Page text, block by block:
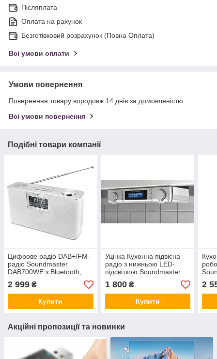
Післяплата
Оплата на рахунок
Безготівковий розрахунок (Повна Оплата)
Всі умови оплати
Умови повернення
Повернення товару впродовж 14 днів за домовленістю
Всі умови повернення
Подібні товари компанії
Цифрове радіо DAB+/FM-
радіо Soundmaster
DAB700WE з Bluetooth,
Німеччина
2 999 ₴
Купити
Уцінка Кухонна підвісна
радіо з нижньою LED-
підсвіткою Soundmaster
UR2022SI DAB+ і FM RDS,
Німеччина
1 800₴
Купити
2
Акційні пропозиції та новинки